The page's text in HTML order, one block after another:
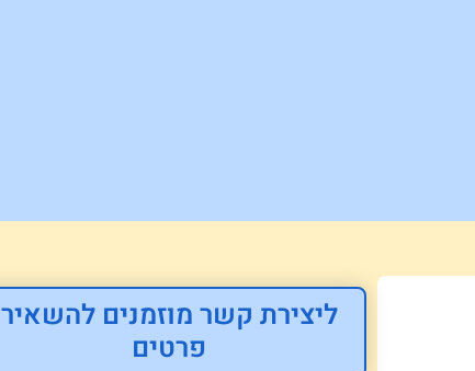
ליצירת קשר מוזמנים להשאיר
פרטים